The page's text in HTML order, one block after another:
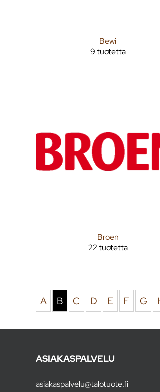
Bewi
9 tuotetta
Broen
22 tuotetta
A B C D E F G
ASIAKASPALVELU
asiakaspalvelu@talotuote.fi